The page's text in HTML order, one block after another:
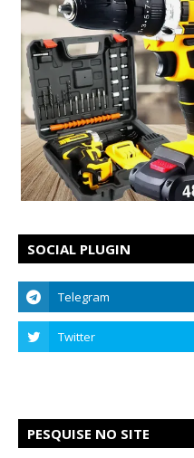
SOCIAL PLUGIN
PESQUISE NO SITE